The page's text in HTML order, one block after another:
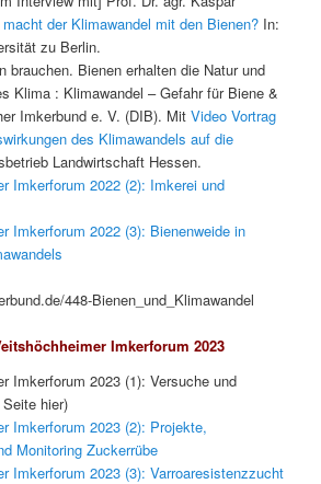
der Klimawandel mit den Bienen?In:
zu Berlin.
brauchen. Bienen erhalten die Natur und
Klima : Klimawandel – Gefahr für Biene &
Imkerbund e. V. (DIB). Mit Video Vortrag
des Klimawandels auf die
Landwirtschaft Hessen.
Imkerforum 2022 (2): Imkerei und
Imkerforum 2022 (3): Bienenweide in
448-Bienen_und_Klimawandel
Imkerforum 2023
Imkerforum 2023 (1): Versuche und
hier)
Imkerforum 2023 (2): Projekte,
Monitoring Zuckerrübe
Imkerforum 2023 (3): Varroaresistenzzucht